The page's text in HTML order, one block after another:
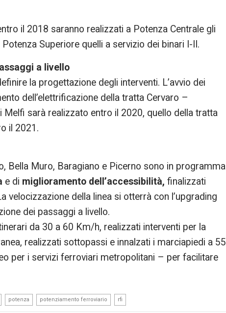
il 2018 saranno realizzati a Potenza Centrale gli
Superiore quelli a servizio dei binari I-II.
a livello
la progettazione degli interventi. L’avvio dei
dell’elettrificazione della tratta Cervaro –
Melfi sarà realizzato entro il 2020, quello della tratta
il 2021.
Bella Muro, Baragiano e Picerno sono in programma
e di miglioramento dell’accessibilità, finalizzati
velocizzazione della linea si otterrà con l’upgrading
dei passaggi a livello.
da 30 a 60 Km/h, realizzati interventi per la
realizzati sottopassi e innalzati i marciapiedi a 55
per i servizi ferroviari metropolitani – per facilitare
potenza potenziamento ferroviario rfi